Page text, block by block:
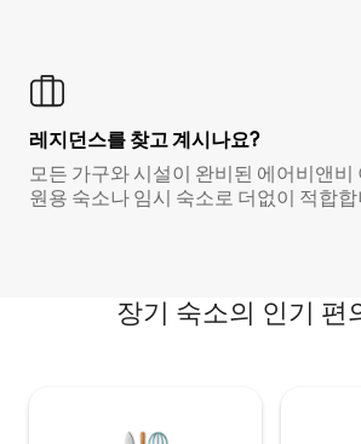
레지던스를 찾고 계시나요?
모든 가구와 시설이 완비된 에어비앤비
원용 숙소나 임시 숙소로 더없이 적합
장기 숙소의 인기 편